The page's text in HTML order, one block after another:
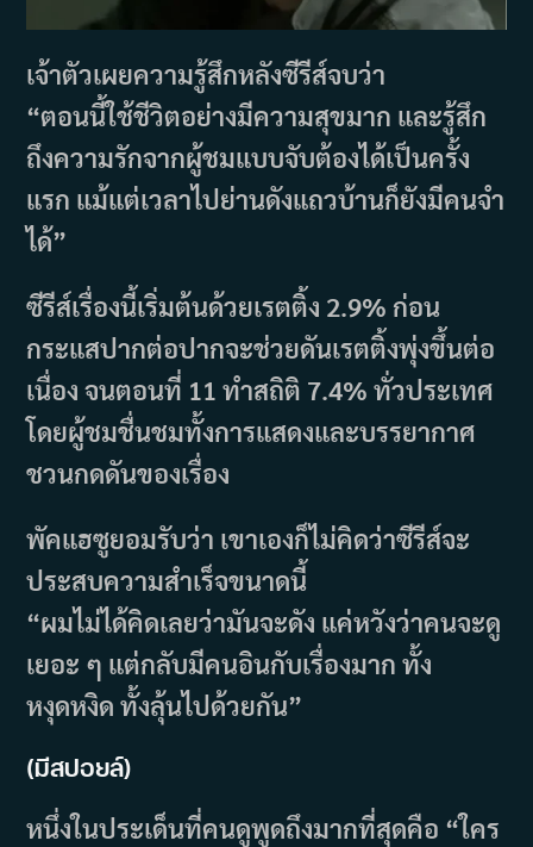
เจ้าตัวเผยความรู้สึกหลังซีรีส์จบว่า
“ตอนนี้ใช้ชีวิตอย่างมีความสุขมาก และรู้สึก
ถึงความรักจากผู้ชมแบบจับต้องได้เป็นครั้ง
แรก แม้แต่เวลาไปย่านดังแถวบ้านก็ยังมีคนจำ
ได้”
ซีรีส์เรื่องนี้เริ่มต้นด้วยเรตติ้ง 2.9% ก่อน
กระแสปากต่อปากจะช่วยดันเรตติ้งพุ่งขึ้นต่อ
เนื่อง จนตอนที่ 11 ทำสถิติ 7.4% ทั่วประเทศ
โดยผู้ชมชื่นชมทั้งการแสดงและบรรยากาศ
ชวนกดดันของเรื่อง
พัคแฮซูยอมรับว่า เขาเองก็ไม่คิดว่าซีรีส์จะ
ประสบความสำเร็จขนาดนี้
“ผมไม่ได้คิดเลยว่ามันจะดัง แค่หวังว่าคนจะดู
เยอะ ๆ แต่กลับมีคนอินกับเรื่องมาก ทั้ง
หงุดหงิด ทั้งลุ้นไปด้วยกัน”
(มีสปอยล์)
หนึ่งในประเด็นที่คนดูพูดถึงมากที่สุดคือ “ใคร